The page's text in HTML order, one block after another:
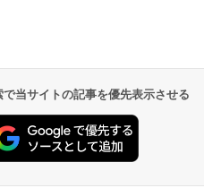
19,541円～
5,758円～
当サイトの記事を優先表示させる